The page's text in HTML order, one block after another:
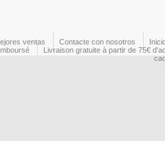
ventas Contacte con nosotros
Livraison gratuite à partir de 75€